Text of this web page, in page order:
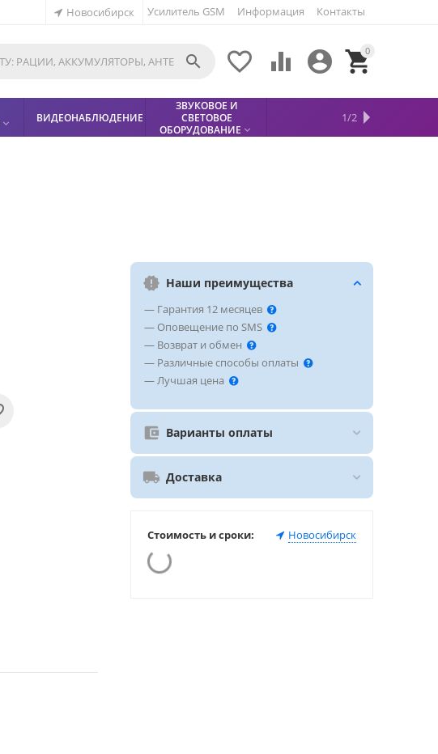
Усилитель GSM Информация Контакты
Новосибирск
0


 

 ВИДЕОНАБЛЮДЕНИЕ
ЗВУКОВОЕ И
СВЕТОВОЕ
ОБОРУДОВАНИЕ 
МЕТАЛЛОДЕТЕКТОР
СФИНКС (SPHINX)
БЕЗОПАСНОСТЬ 
КИСЛОТНЫЕ
АККУМУЛЯТОРЫ 
1/2
Наши преимущества
— Гарантия 12 месяцев
— Оповещение по SMS
— Возврат и обмен
— Различные способы оплаты
— Лучшая цена
Варианты оплаты
Доставка
Стоимость и сроки: Новосибирск